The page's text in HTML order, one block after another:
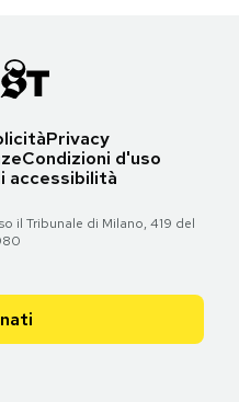
Privacy
Condizioni d'uso
accessibilità
il Tribunale di Milano, 419 del